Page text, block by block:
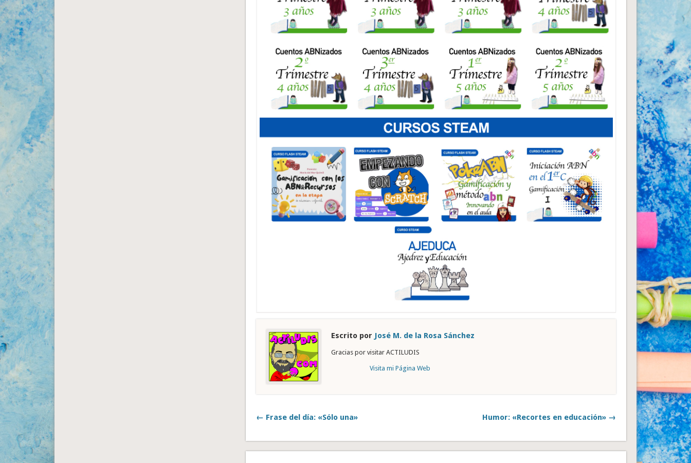
Escrito por José M. de la Rosa Sánchez
Gracias por visitar ACTILUDIS
Visita mi Página Web
← Frase del día: «Sólo una» Humor: «Recortes en educación» →